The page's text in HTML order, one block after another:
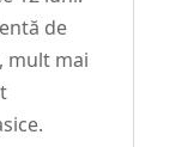
de
, mult mai